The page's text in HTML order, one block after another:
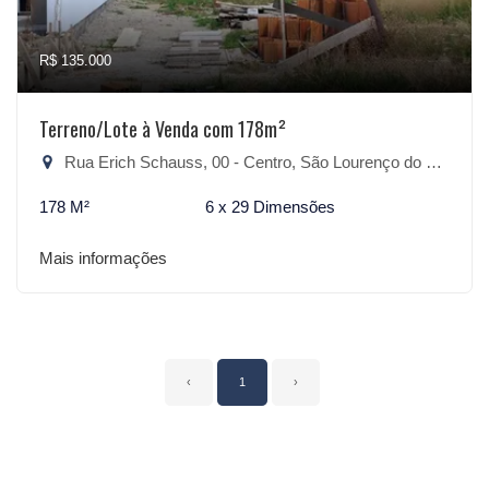
R$ 135.000
Terreno/Lote à Venda com 178m²
Rua Erich Schauss, 00 - Centro, São Lourenço do Sul-RS
178 M² 6 x 29 Dimensões
Mais informações
‹ 1 ›